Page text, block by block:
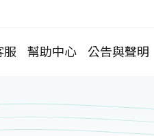
服 幫助中心 公告與聲明